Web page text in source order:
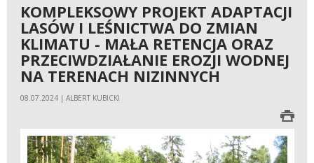
KOMPLEKSOWY PROJEKT ADAPTACJI
LASÓW I LEŚNICTWA DO ZMIAN
KLIMATU - MAŁA RETENCJA ORAZ
PRZECIWDZIAŁANIE EROZJI WODNEJ
NA TERENACH NIZINNYCH
08.07.2024 | ALBERT KUBICKI